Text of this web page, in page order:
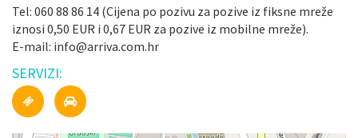
Tel: 060 88 86 14 (Cijena po pozivu za pozive iz fiksne mreže
iznosi 0,50 EUR i 0,67 EUR za pozive iz mobilne mreže).
E-mail: info@arriva.com.hr
SERVIZI: